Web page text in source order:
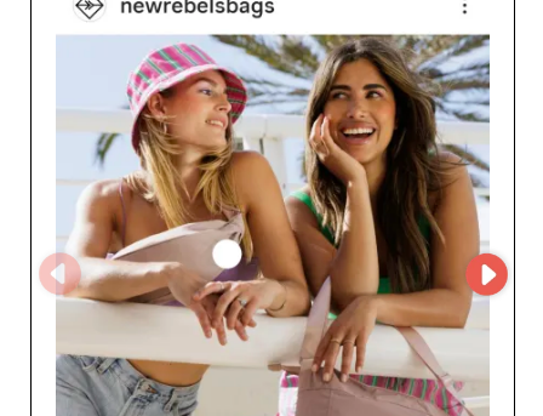
registrandoti su My Fashion Wholesaler. Questo non solo
semplifica il tuo approvvigionamento, ma assicura anche
un rapporto trasparente con uno dei principali fornitori
di Groningen, aiutandoti a ottimizzare il tuo stock in un
mercato competitivo.